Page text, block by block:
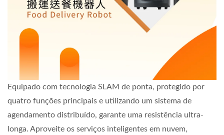
Equipado com tecnologia SLAM de ponta, protegido por
quatro funções principais e utilizando um sistema de
agendamento distribuído, garante uma resistência ultra-
longa. Aproveite os serviços inteligentes em nuvem,